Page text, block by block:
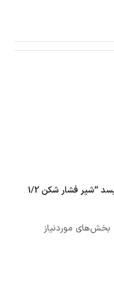
اولین کسی باشید که دیدگاهی می نویسد “شیر فشار شکن 1/2
بخش‌های موردنیاز